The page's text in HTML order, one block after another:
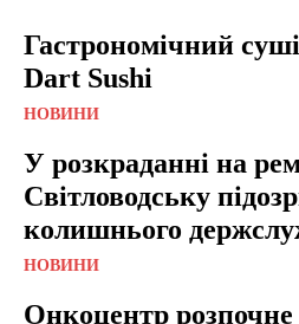
Гастрономічний
Dart Sushi
НОВИНИ
У розкраданні на
Світловодську
колишнього
НОВИНИ
Онкоцентр розпочне